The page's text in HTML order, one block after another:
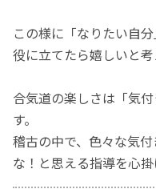
この様に「なりたい自
役に立てたら嬉しいと考
合気道の楽しさは「気
す。
稽古の中で、色々な気
な！と思える指導を心掛